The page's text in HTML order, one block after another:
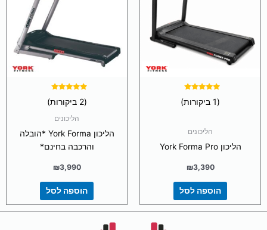
5.00
(1 ביקורות)
הליכונים
הליכון York Forma Pro
₪3,390
הוספה לסל
5.00
(2 ביקורות)
הליכונים
הליכון York Forma *הובלה
והרכבה בחינם*
₪3,990
הוספה לסל